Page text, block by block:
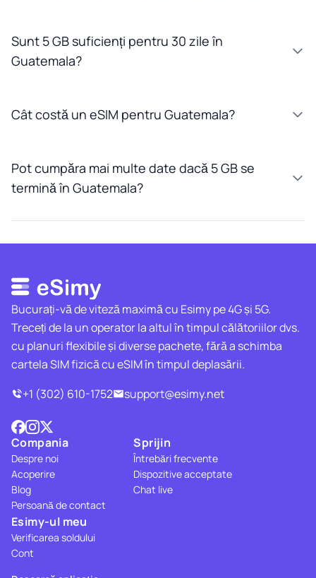
Sunt 5 GB suficienți pentru 30 zile în
Guatemala?
Cât costă un eSIM pentru Guatemala?
Pot cumpăra mai multe date dacă 5 GB se
termină în Guatemala?
Bucurați-vă de viteză maximă cu Esimy pe 4G și 5G.
Treceți de la un operator la altul în timpul călătoriilor dvs.
cu planuri flexibile și diverse pachete, fără a schimba
cartela SIM fizică cu eSIM în timpul deplasării.
+1 (302) 610-1752
support@esimy.net
Compania
Despre noi
Acoperire
Blog
Persoană de contact
Sprijin
Întrebări frecvente
Dispozitive acceptate
Chat live
Esimy-ul meu
Verificarea soldului
Cont